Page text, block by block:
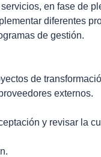
en fase de
diferentes
de gestión.
de
externos.
y revisar la